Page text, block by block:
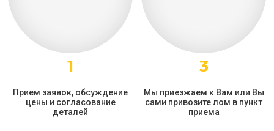
1
Прием заявок, обсуждение
цены и согласование
деталей
3
Мы приезжаем к Вам или Вы
сами привозите лом в пункт
приема